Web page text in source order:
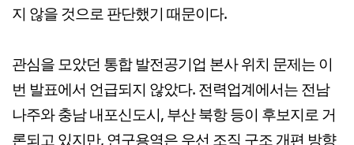
지 않을 것으로 판단했기 때문이다.
관심을 모았던 통합 발전공기업 본사 위치 문제는 이
번 발표에서 언급되지 않았다. 전력업계에서는 전남
나주와 충남 내포신도시, 부산 북항 등이 후보지로 거
론되고 있지만, 연구용역은 우선 조직 구조 개편 방향